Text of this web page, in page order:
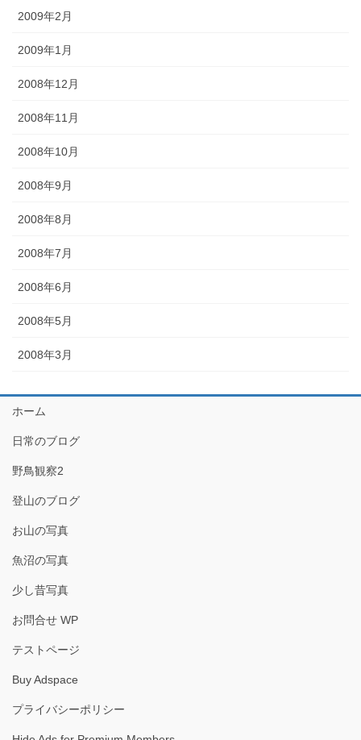
2009年2月
2009年1月
2008年12月
2008年11月
2008年10月
2008年9月
2008年8月
2008年7月
2008年6月
2008年5月
2008年3月
ホーム
日常のブログ
野鳥観察2
登山のブログ
お山の写真
魚沼の写真
少し昔写真
お問合せ WP
テストページ
Buy Adspace
プライバシーポリシー